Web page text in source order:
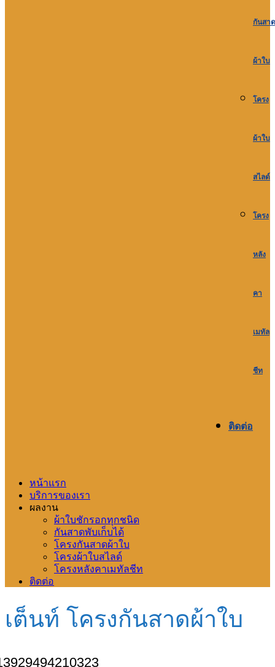
กันสาด
ผ้าใบ
โครง
ผ้าใบ
สไลด์
โครง
หลัง
คา
เมทัล
ชีท
ติดต่อ
หน้าแรก
บริการของเรา
ผลงาน
ผ้าใบชักรอกทุกชนิด
กันสาดพับเก็บได้
โครงกันสาดผ้าใบ
โครงผ้าใบสไลด์
โครงหลังคาเมทัลชีท
ติดต่อ
เต็นท์ โครงกันสาดผ้าใบ